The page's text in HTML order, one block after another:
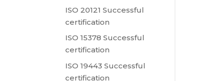
ISO 20121 Successful
certification
ISO 15378 Successful
certification
ISO 19443 Successful
certification